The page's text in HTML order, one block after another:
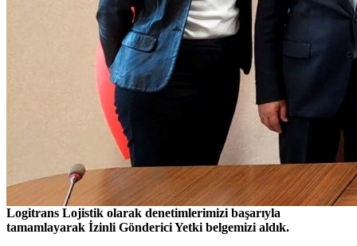
Logitrans Lojistik olarak denetimlerimizi başarıyla
tamamlayarak İzinli Gönderici Yetki belgemizi aldık.